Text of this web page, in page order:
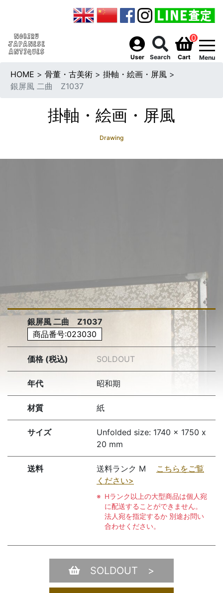
User Search
0
Cart Menu
HOME > 骨董・古美術 > 掛軸・絵画・屏風 >
銀屏風 二曲 Z1037
掛軸・絵画・屏風
Drawing
銀屏風 二曲 Z1037
商品番号:023030
価格 (税込) SOLDOUT
年代 昭和期
材質 紙
サイズ
Unfolded size: 1740 x 1750 x
20 mm
送料 送料ランク M こちらをご覧
ください>
Hランク以上の大型商品は個人宛
に配送することができません。
法人宛を指定するか 別途お問い
合わせください。
SOLDOUT >